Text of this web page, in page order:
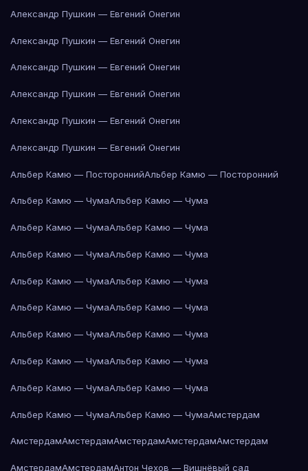
Александр Пушкин — Евгений Онегин
Александр Пушкин — Евгений Онегин
Александр Пушкин — Евгений Онегин
Александр Пушкин — Евгений Онегин
Александр Пушкин — Евгений Онегин
Александр Пушкин — Евгений Онегин
Альбер Камю — ПостороннийАльбер Камю — Посторонний
Альбер Камю — ЧумаАльбер Камю — Чума
Альбер Камю — ЧумаАльбер Камю — Чума
Альбер Камю — ЧумаАльбер Камю — Чума
Альбер Камю — ЧумаАльбер Камю — Чума
Альбер Камю — ЧумаАльбер Камю — Чума
Альбер Камю — ЧумаАльбер Камю — Чума
Альбер Камю — ЧумаАльбер Камю — Чума
Альбер Камю — ЧумаАльбер Камю — Чума
Альбер Камю — ЧумаАльбер Камю — ЧумаАмстердам
АмстердамАмстердамАмстердамАмстердамАмстердам
АмстердамАмстердамАнтон Чехов — Вишнёвый сад